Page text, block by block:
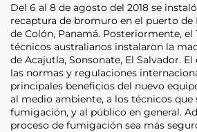
Del 6 al 8 de agosto del 2018 se
recaptura de bromuro en el puerto de
de Colón, Panamá. Posteriormente, el
técnicos australianos instalaron la
de Acajutla, Sonsonate, El Salvador.
las normas y regulaciones
principales beneficios del nuevo
al medio ambiente, a los técnicos que
fumigación, y al público en general.
proceso de fumigación sea más